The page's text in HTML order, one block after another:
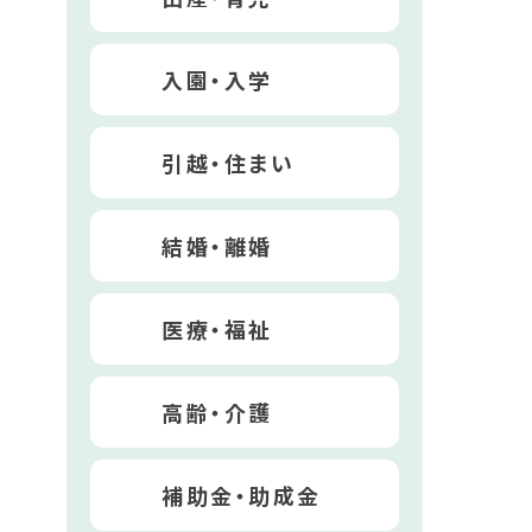
入園・入学
引越・住まい
結婚・離婚
医療・福祉
高齢・介護
補助金・助成金